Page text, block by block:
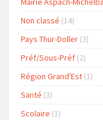
Non classé (14)
Pays Thur-Doller (3)
Préf/Sous-Préf (2)
Région Grand'Est (1)
Santé (3)
Scolaire (1)